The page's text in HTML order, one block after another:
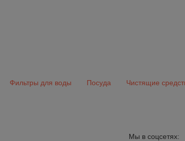
Фильтры для воды Посуда Чистящие
Мы в соцсетях: